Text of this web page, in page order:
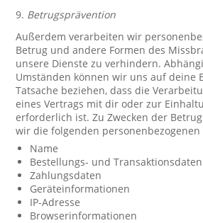
9. Betrugsprävention
Außerdem verarbeiten wir
Betrug und andere Formen des
unsere Dienste zu verhindern.
Umständen können wir uns auf deine
Tatsache beziehen, dass die
eines Vertrags mit dir oder zur
erforderlich ist. Zu Zwecken der
wir die folgenden
Name
Bestellungs- und Transaktionsdaten
Zahlungsdaten
Geräteinformationen
IP-Adresse
Browserinformationen